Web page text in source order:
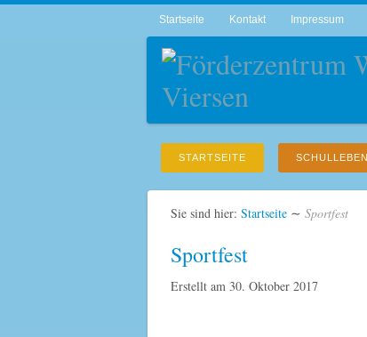
Startseite Kontakt Impressum
STARTSEITE SCHULLEBEN
Sie sind hier: Startseite ∼ Sportfest
Sportfest
Erstellt am 30. Oktober 2017